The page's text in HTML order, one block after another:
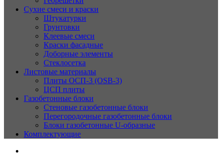
Сухие смеси и краски
Штукатурки
Грунтовки
Клеевые смеси
Краски фасадные
Доборные элементы
Стеклосетка
Листовые материалы
Плиты ОСП-3 (OSB-3)
ЦСП плиты
Газобетонные блоки
Стеновые газобетонные блоки
Перегородочные газобетонные блоки
Блоки газобетонные U-образные
Комплектующие